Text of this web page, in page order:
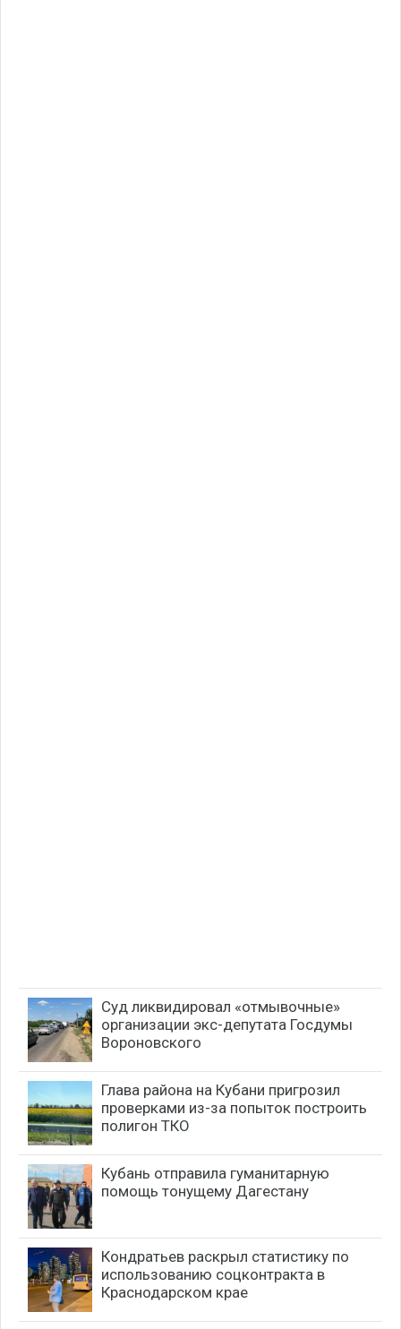
Суд ликвидировал «отмывочные»
организации экс-депутата Госдумы
Вороновского
Глава района на Кубани пригрозил
проверками из-за попыток построить
полигон ТКО
Кубань отправила гуманитарную
помощь тонущему Дагестану
Кондратьев раскрыл статистику по
использованию соцконтракта в
Краснодарском крае